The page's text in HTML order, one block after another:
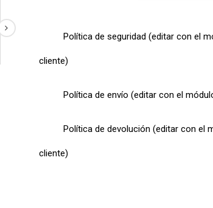
Política de seguridad (editar con el
cliente)
Política de envío (editar con el
Política de devolución (editar con el
cliente)